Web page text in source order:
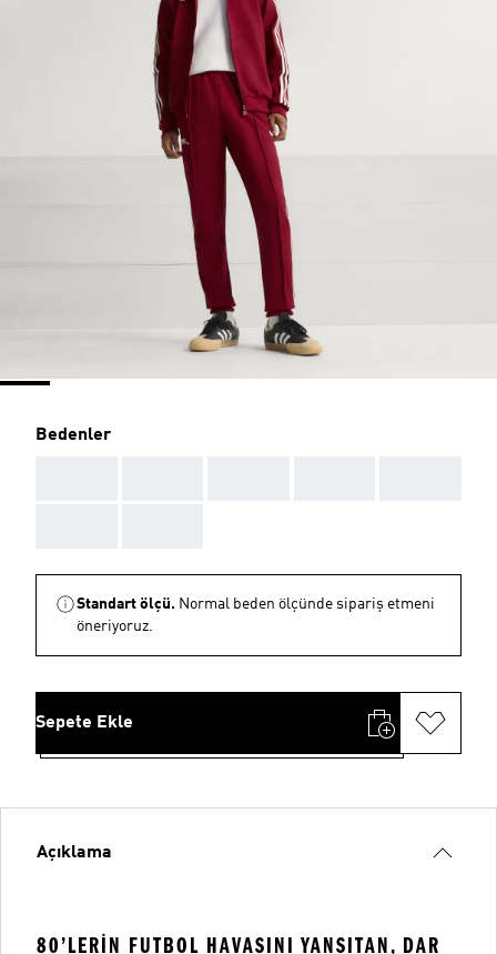
Bedenler
Standart ölçü. Normal beden ölçünde sipariş etmeni
öneriyoruz.
Sepete Ekle
Açıklama
80’LERIN FUTBOL HAVASINI YANSITAN, DAR